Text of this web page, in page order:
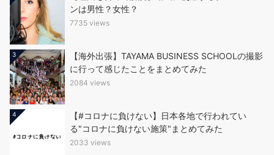
ンは男性？女性？
7735 views
3
【海外出張】TAYAMA BUSINESS SCHOOLの撮影
に行って感じたことをまとめてみた
2084 views
4
【#コロナに負けない】日本各地で行われてい
る"コロナに負けない施策"まとめてみた
2033 views